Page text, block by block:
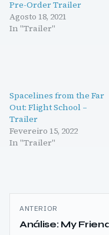
Pre-Order Trailer
Agosto 18, 2021
In "Trailer"
Spacelines from the Far
Out: Flight School –
Trailer
Fevereiro 15, 2022
In "Trailer"
Navegação
de
ANTERIOR
Análise: My